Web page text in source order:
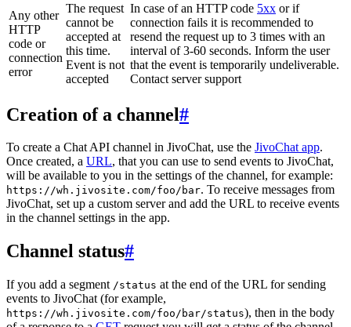
Any other
HTTP
code or
connection
error
The request
cannot be
accepted at
this time.
Event is not
accepted
In case of an HTTP code 5xx or if
connection fails it is recommended to
resend the request up to 3 times with an
interval of 3-60 seconds. Inform the user
that the event is temporarily undeliverable.
Contact server support
Creation of a channel#
To create a Chat API channel in JivoChat, use the JivoChat app.
Once created, a URL, that you can use to send events to JivoChat,
will be available to you in the settings of the channel, for example:
https://wh.jivosite.com/foo/bar. To receive messages from
JivoChat, set up a custom server and add the URL to receive events
in the channel settings in the app.
Channel status#
If you add a segment /status at the end of the URL for sending
events to JivoChat (for example,
https://wh.jivosite.com/foo/bar/status), then in the body